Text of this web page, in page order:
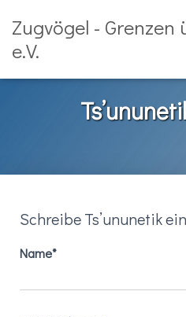
Zugvögel - Grenzen
e.V.
Schreibe Ts’ununetik
Name*